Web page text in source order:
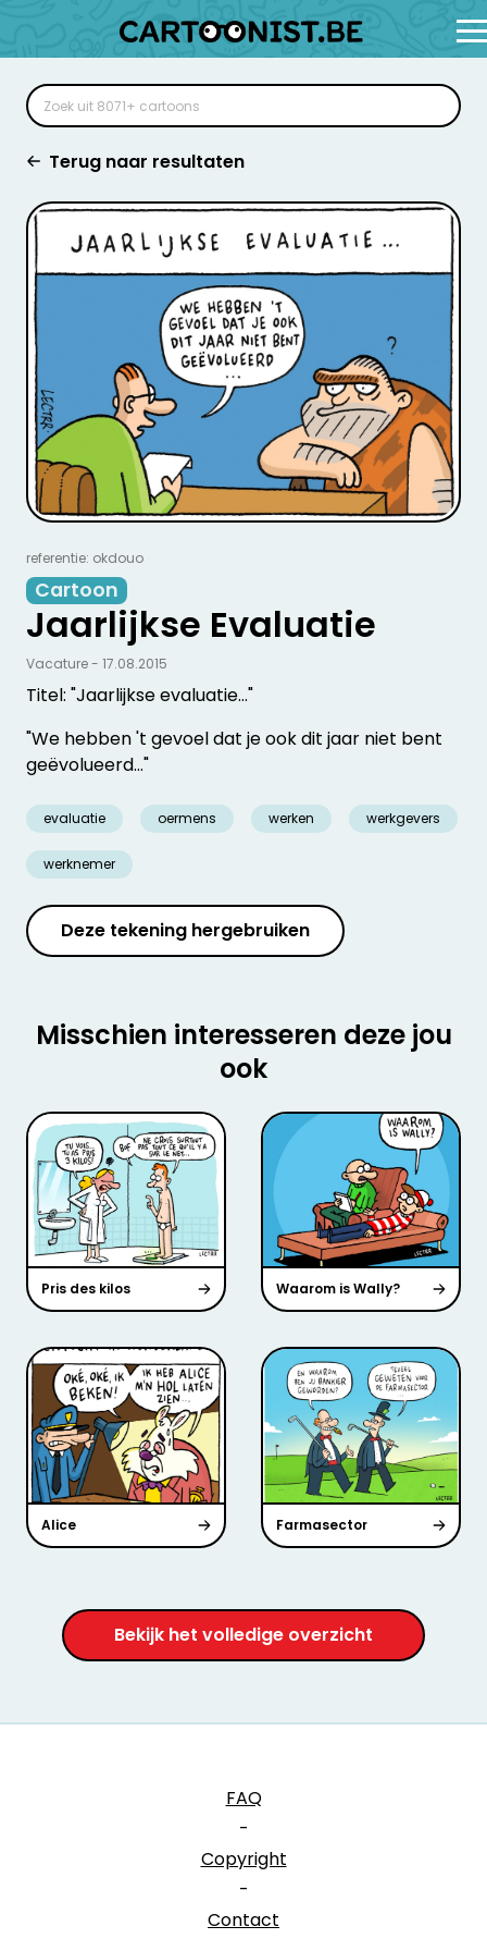
Terug naar resultaten
referentie: okdouo
Cartoon
Jaarlijkse Evaluatie
Titel: "Jaarlijkse evaluatie…"
"We hebben 't gevoel dat je ook dit jaar niet bent
geëvolueerd…"
evaluatie oermens werken werkgevers
werknemer
Vacature - 17.08.2015
Deze tekening hergebruiken
Misschien interesseren deze jou
ook
Pris des kilos Waarom is Wally?
Alice Farmasector
Bekijk het volledige overzicht
FAQ
-
Copyright
-
Contact